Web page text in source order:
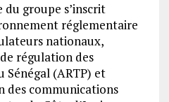
groupe s’inscrit
réglementaire
nationaux,
régulation des
(ARTP) et
des communications